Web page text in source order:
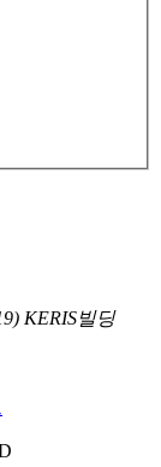
KERIS빌딩